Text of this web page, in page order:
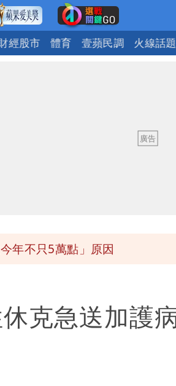
經股市 體育 壹蘋民調 火線話題
年不只5萬點」原因
萬安這樣說
！杰威爾發聲怒斥
克急送加